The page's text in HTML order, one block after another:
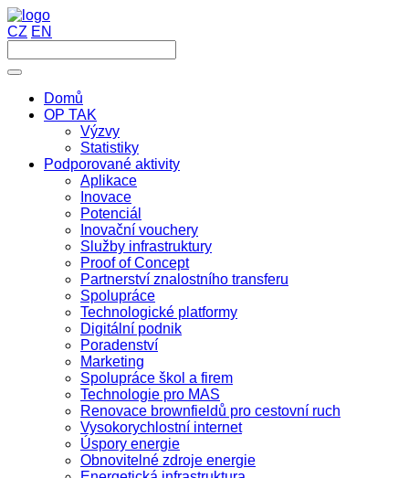
CZ EN
Domů
OP TAK
Výzvy
Statistiky
Podporované aktivity
Aplikace
Inovace
Potenciál
Inovační vouchery
Služby infrastruktury
Proof of Concept
Partnerství znalostního transferu
Spolupráce
Technologické platformy
Digitální podnik
Poradenství
Marketing
Spolupráce škol a firem
Technologie pro MAS
Renovace brownfieldů pro cestovní ruch
Vysokorychlostní internet
Úspory energie
Obnovitelné zdroje energie